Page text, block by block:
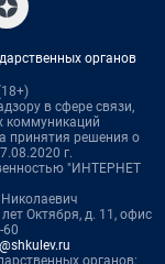
органов
в сфере связи,
коммуникаций
принятия решения о
г.
"ИНТЕРНЕТ
Октября, д. 11, офис
60